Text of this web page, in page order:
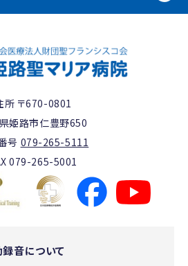
所 〒670-0801
姫路市仁豊野650
号 079-265-5111
079-265-5001
音について